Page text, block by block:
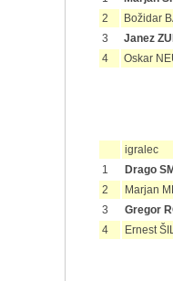
2
Božidar
3
Janez
4
Oskar
igralec
1
Drago
2
Marjan
3
Gregor
4
Ernest